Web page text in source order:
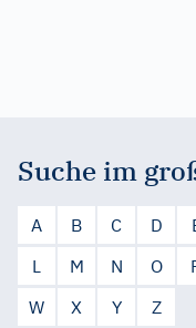
Suche im
A B C D
L
M N O
W
X Y Z